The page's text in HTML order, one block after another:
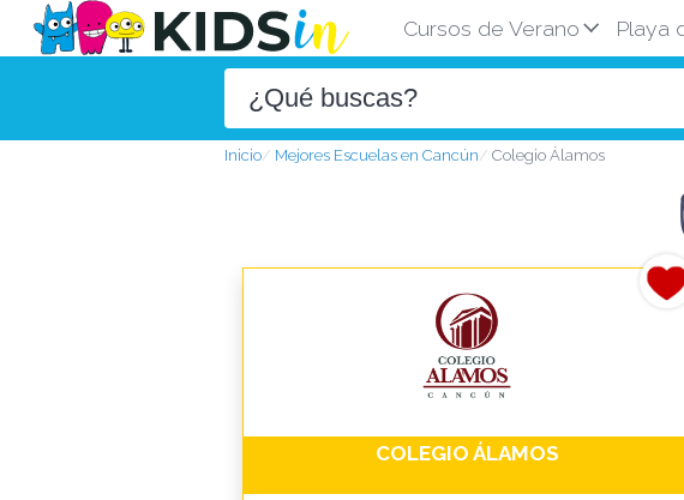
Cursos de Verano Playa
Inicio Mejores Escuelas en Cancún Colegio Álamos
COLEGIO ÁLAMOS